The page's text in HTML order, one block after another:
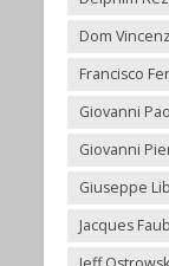
Dom
Francisco
Giovanni
Giovanni
Giuseppe
Jacques